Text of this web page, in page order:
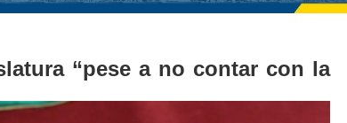
“pese a no contar con la